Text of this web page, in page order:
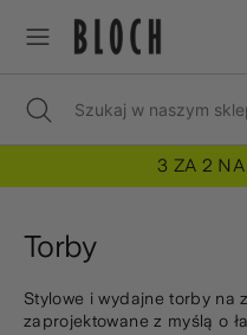
J
ę
z
y
k
POLSKI
SzukajSzukaj
Szukaj
Zamknij
wyszukiwanie
3 ZA 2
Torby
Stylowe i wydajne torby na
zaprojektowane z myślą o